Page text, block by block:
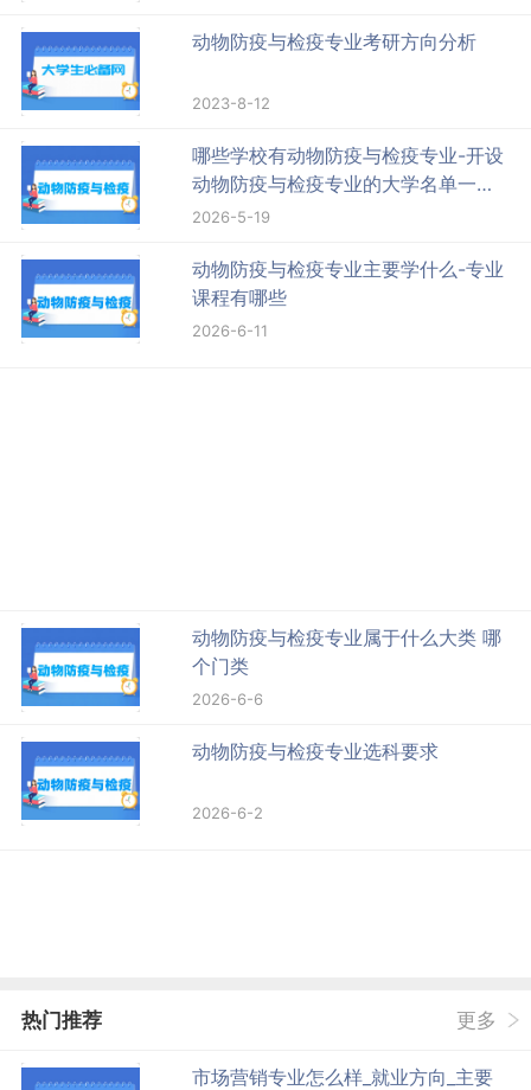
动物防疫与检疫专业考研方向分析
2023-8-12
哪些学校有动物防疫与检疫专业-开设
动物防疫与检疫专业的大学名单一览
表
2026-5-19
动物防疫与检疫专业主要学什么-专业
课程有哪些
2026-6-11
动物防疫与检疫专业属于什么大类 哪
个门类
2026-6-6
动物防疫与检疫专业选科要求
2026-6-2
热门推荐 更多
市场营销专业怎么样_就业方向_主要